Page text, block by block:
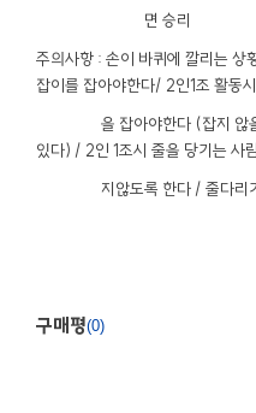
면 승리
주의사항 : 손이 바퀴에 깔리는 상
잡이를 잡아야한다/ 2인1조 활동
을 잡아야한다 (잡지 않을
있다) / 2인 1조시 줄을 당기는 사
지않도록 한다 / 줄다리기
구매평 0